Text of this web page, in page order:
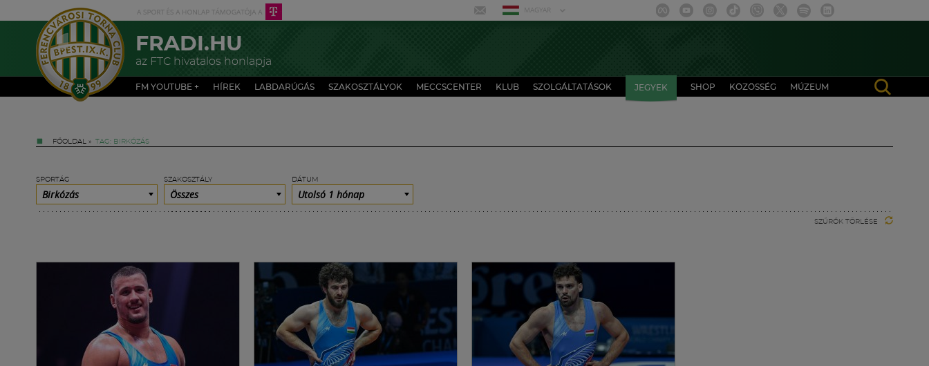
MAGYAR
FRADI.HU
az FTC hivatalos honlapja
FM YOUTUBE + HÍREK LABDARÚGÁS SZAKOSZTÁLYOK MECCSCENTER KLUB SZOLGÁLTATÁSOK JEGYEK SHOP KÖZÖSSÉG MÚZEUM
FŐOLDAL » TAG: BIRKÓZÁS
SPORTÁG
Birkózás
SZAKOSZTÁLY
Összes
DÁTUM
Utolsó 1 hónap
SZŰRŐK TÖRLÉSE